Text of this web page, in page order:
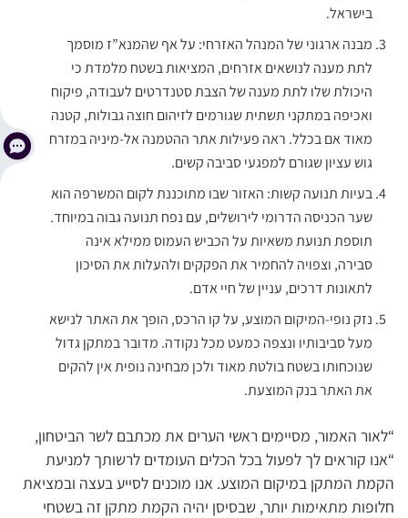
בישראל.
מבנה ארגוני של המנהל האזרחי: על אף שהמנא”ז מוסמך
לתת מענה לנושאים אזרחים, המציאות בשטח מלמדת כי
היכולת שלו לתת מענה של הצבת סטנדרטים לעבודה, פיקוח
ואכיפה במתקני תשתית שגורמים לזיהום חוצה גבולות, קטנה
מאוד אם בכלל. ראה פעילות אתר ההטמנה אל-מיניה במזרח
גוש עציון שגורם למפגעי סביבה קשים.
בעיות תנועה קשות: האזור שבו מתוכננת לקום המשרפה הוא
שער הכניסה הדרומי לירושלים, עם נפח תנועה גבוה במיוחד.
תוספת תנועת משאיות על הכביש העמוס ממילא אינה
סבירה, וצפויה להחמיר את הפקקים ולהעלות את הסיכון
לתאונות דרכים, עניין של חיי אדם.
נזק נופי-המיקום המוצע, על קו הרכס, הופך את האתר לנישא
מעל סביבותיו ונצפה כמעט מכל נקודה. מדובר במתקן גדול
שנוכחותו בשטח בולטת מאוד ולכן מבחינה נופית אין להקים
את האתר בנק המוצעת.
“לאור האמור, מסיימים ראשי הערים את מכתבם לשר הביטחון,
“אנו קוראים לך לפעול בכל הכלים העומדים לרשותך למניעת
הקמת המתקן במיקום המוצע. אנו מוכנים לסייע בעצה ובמציאת
חלופות מתאימות יותר, שבסיסן יהיה הקמת מתקן זה בשטחי